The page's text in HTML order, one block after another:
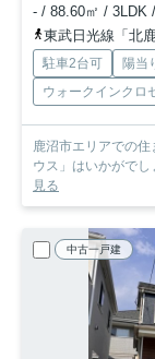
- / 88.60㎡ / 3LDK
東武日光線「北
駐車2台可 陽当
ウォークインクロ
鹿沼市エリアでの
ウス」はいかがで
見る
中古一戸建